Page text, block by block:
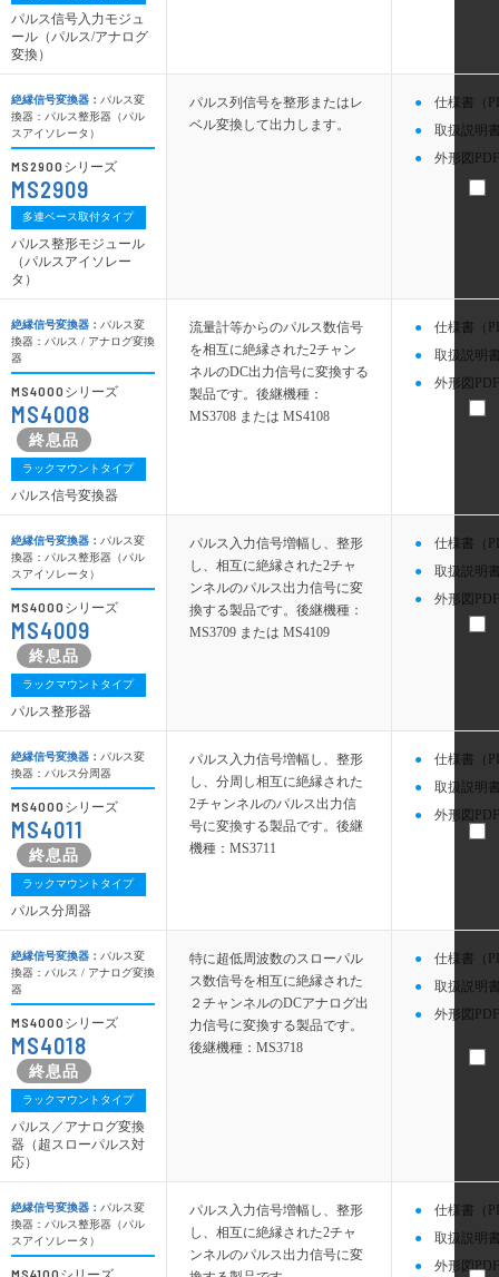
パルス列信号を整形またはレ
ベル変換して出力します。
仕様書（
取扱説明
外形図
流量計等からのパルス数信号
を相互に絶縁された2チャン
ネルのDC出力信号に変換する
製品です。後継機種：
MS3708 または MS4108
仕様書（
取扱説明
外形図
パルス入力信号増幅し、整形
し、相互に絶縁された2チャ
ンネルのパルス出力信号に変
換する製品です。後継機種：
MS3709 または MS4109
仕様書（
取扱説明
外形図
パルス入力信号増幅し、整形
し、分周し相互に絶縁された
2チャンネルのパルス出力信
号に変換する製品です。後継
機種：MS3711
仕様書（
取扱説明
外形図
特に超低周波数のスローパル
ス数信号を相互に絶縁された
２チャンネルのDCアナログ出
力信号に変換する製品です。
後継機種：MS3718
仕様書（
取扱説明
外形図
パルス入力信号増幅し、整形
し、相互に絶縁された2チャ
ンネルのパルス出力信号に変
仕様書（
取扱説明
外形図
パルス信号入力モジュ
ール（パルス/アナログ
変換）
絶縁信号変換器： パルス変
換器：パルス整形器（パル
スアイソレータ）
MS2900 シリーズ
MS2909
多連ベース取付タイプ
パルス整形モジュール
（パルスアイソレー
タ）
絶縁信号変換器： パルス変
換器：パルス / アナログ変換
器
MS4000 シリーズ
MS4008
ラックマウントタイプ
パルス信号変換器
絶縁信号変換器： パルス変
換器：パルス整形器（パル
スアイソレータ）
MS4000 シリーズ
MS4009
ラックマウントタイプ
パルス整形器
絶縁信号変換器： パルス変
換器：パルス分周器
MS4000 シリーズ
MS4011
ラックマウントタイプ
パルス分周器
絶縁信号変換器： パルス変
換器：パルス / アナログ変換
器
MS4000 シリーズ
MS4018
ラックマウントタイプ
パルス／アナログ変換
器（超スローパルス対
応）
絶縁信号変換器： パルス変
換器：パルス整形器（パル
スアイソレータ）